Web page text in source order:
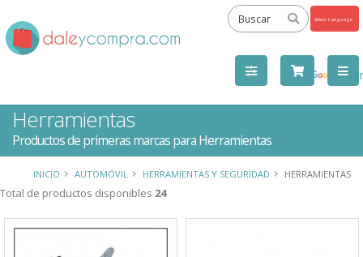
by
Herramientas
Productos de primeras marcas para Herramientas
INICIO AUTOMÓVIL HERRAMIENTAS Y SEGURIDAD HERRAMIENTAS
Total de productos disponibles 24